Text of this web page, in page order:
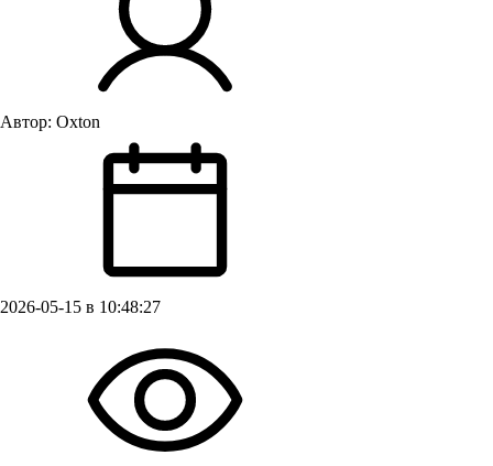
Автор: Oxton
2026-05-15 в 10:48:27